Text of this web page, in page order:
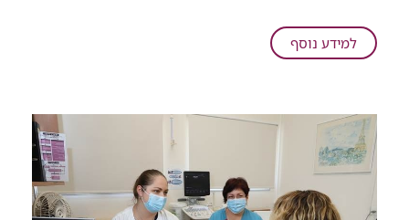
כספומט
למידע נוסףעל
מהפיכת
רמב"ם:
לתרופות
שמעתם?